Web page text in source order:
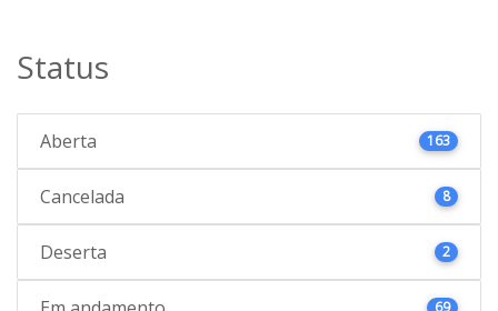
Status
Aberta 163
Cancelada 8
Deserta 2
69